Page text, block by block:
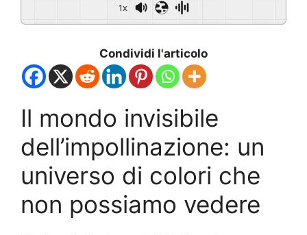
1x
Condividi l'articolo
Il mondo invisibile
dell’impollinazione: un
universo di colori che
non possiamo vedere